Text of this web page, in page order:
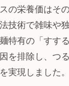
の栄養価はそ
技術で雑味や
特有の「すす
を排除し、つ
実現しました。